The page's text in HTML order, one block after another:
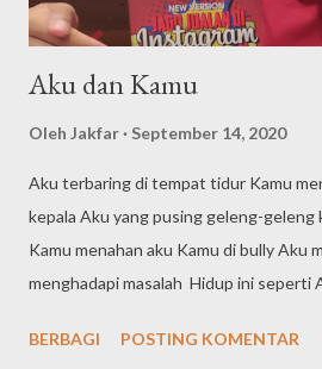
Aku dan Kamu
Oleh Jakfar September 14, 2020
Aku terbaring di tempat tidur Kamu
kepala Aku yang pusing geleng-geleng
Kamu menahan aku Kamu di bully Aku
menghadapi masalah Hidup ini seperti
berproses untuk menikmati hidup ini
BERBAGI POSTING KOMENTAR